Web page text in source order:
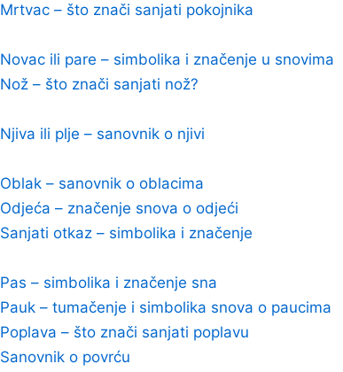
Mrtvac – što znači sanjati pokojnika
Novac ili pare – simbolika i značenje u snovima
Nož – što znači sanjati nož?
Njiva ili plje – sanovnik o njivi
Oblak – sanovnik o oblacima
Odjeća – značenje snova o odjeći
Sanjati otkaz – simbolika i značenje
Pas – simbolika i značenje sna
Pauk – tumačenje i simbolika snova o paucima
Poplava – što znači sanjati poplavu
Sanovnik o povrću